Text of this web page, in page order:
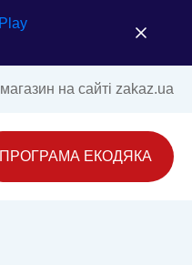
ПРОГРАМА ЕКОДЯКА